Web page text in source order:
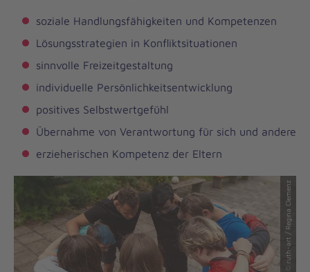
© ruth-art / Regina Clemenz
soziale Handlungsfähigkeiten und Kompetenzen
Lösungsstrategien in Konfliktsituationen
sinnvolle Freizeitgestaltung
individuelle Persönlichkeitsentwicklung
positives Selbstwertgefühl
Übernahme von Verantwortung für sich und andere
erzieherischen Kompetenz der Eltern